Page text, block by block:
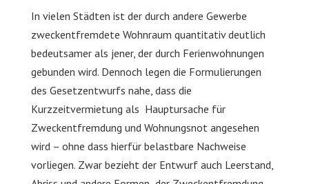
In vielen Städten ist der durch andere Gewerbe
zweckentfremdete Wohnraum quantitativ deutlich
bedeutsamer als jener, der durch Ferienwohnungen
gebunden wird. Dennoch legen die Formulierungen
des Gesetzentwurfs nahe, dass die
Kurzzeitvermietung als Hauptursache für
Zweckentfremdung und Wohnungsnot angesehen
wird – ohne dass hierfür belastbare Nachweise
vorliegen. Zwar bezieht der Entwurf auch Leerstand,